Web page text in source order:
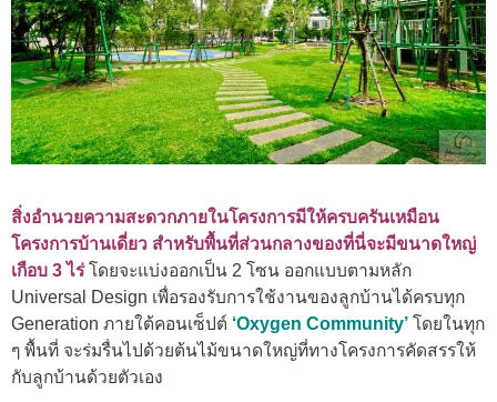
สิ่งอำนวยความสะดวกภายในโครงการมีให้ครบครันเหมือน
โครงการบ้านเดี่ยว สำหรับพื้นที่ส่วนกลางของที่นี่จะมีขนาดใหญ่
เกือบ 3 ไร่ โดยจะแบ่งออกเป็น 2 โซน ออกแบบตามหลัก
Universal Design เพื่อรองรับการใช้งานของลูกบ้านได้ครบทุก
Generation ภายใต้คอนเซ็ปต์ ‘Oxygen Community’ โดยในทุก
ๆ พื้นที่ จะร่มรื่นไปด้วยต้นไม้ขนาดใหญ่ที่ทางโครงการคัดสรรให้
กับลูกบ้านด้วยตัวเอง